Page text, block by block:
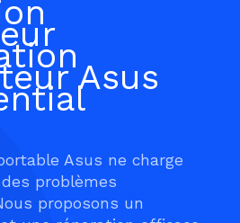
Asus
Asus ne charge
problèmes
proposons un